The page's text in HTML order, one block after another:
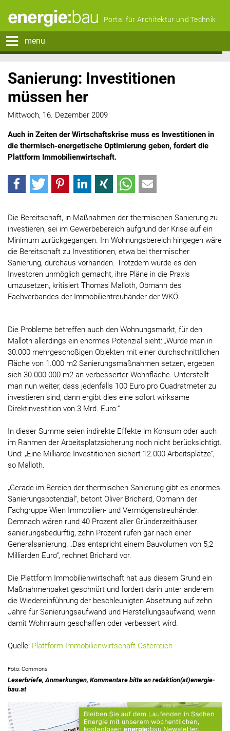
Portal für Architektur und Technik
menu
Sanierung: Investitionen
müssen her
Mittwoch, 16. Dezember 2009
Auch in Zeiten der Wirtschaftskrise muss es Investitionen in
die thermisch-energetische Optimierung geben, fordert die
Plattform Immobilienwirtschaft.
Die Bereitschaft, in Maßnahmen der thermischen Sanierung zu
investieren, sei im Gewerbebereich aufgrund der Krise auf ein
Minimum zurückgegangen. Im Wohnungsbereich hingegen wäre
die Bereitschaft zu Investitionen, etwa bei thermischer
Sanierung, durchaus vorhanden. Trotzdem würde es den
Investoren unmöglich gemacht, ihre Pläne in die Praxis
umzusetzen, kritisiert Thomas Malloth, Obmann des
Fachverbandes der Immobilientreuhänder der WKÖ.
Die Probleme betreffen auch den Wohnungsmarkt, für den
Malloth allerdings ein enormes Potenzial sieht: „Würde man in
30.000 mehrgeschoßigen Objekten mit einer durchschnittlichen
Fläche von 1.000 m2 Sanierungsmaßnahmen setzen, ergeben
sich 30.000.000 m2 an verbesserter Wohnfläche. Unterstellt
man nun weiter, dass jedenfalls 100 Euro pro Quadratmeter zu
investieren sind, dann ergibt dies eine sofort wirksame
Direktinvestition von 3 Mrd. Euro.“
In dieser Summe seien indirekte Effekte im Konsum oder auch
im Rahmen der Arbeitsplatzsicherung noch nicht berücksichtigt.
Und: „Eine Milliarde Investitionen sichert 12.000 Arbeitsplätze“,
so Malloth.
„Gerade im Bereich der thermischen Sanierung gibt es enormes
Sanierungspotenzial“, betont Oliver Brichard, Obmann der
Fachgruppe Wien Immobilien- und Vermögenstreuhänder.
Demnach wären rund 40 Prozent aller Gründerzeithäuser
sanierungsbedürftig, zehn Prozent rufen gar nach einer
Generalsanierung. „Das entspricht einem Bauvolumen von 5,2
Milliarden Euro“, rechnet Brichard vor.
Die Plattform Immobilienwirtschaft hat aus diesem Grund ein
Maßnahmenpaket geschnürt und fordert darin unter anderem
die Wiedereinführung der beschleunigten Absetzung auf zehn
Jahre für Sanierungsaufwand und Herstellungsaufwand, wenn
damit Wohnraum geschaffen oder verbessert wird.
Quelle: Plattform Immobilienwirtschaft Österreich
Foto: Commons
Leserbriefe, Anmerkungen, Kommentare bitte an redaktion(at)energie-
bau.at